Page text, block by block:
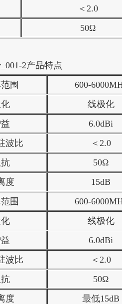
＜2.0
50Ω
2产品特点
围
600-
线极化
6.0dBi
波比
＜2.0
50Ω
度
15dB
围
600-
线极化
6.0dBi
波比
＜2.0
50Ω
度
最低15dB